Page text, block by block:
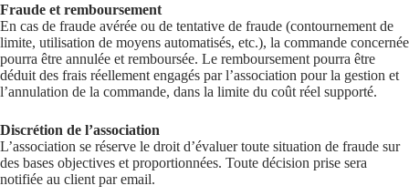
Fraude et remboursement
En cas de fraude avérée ou de tentative de fraude (contournement de
limite, utilisation de moyens automatisés, etc.), la commande concernée
pourra être annulée et remboursée. Le remboursement pourra être
déduit des frais réellement engagés par l’association pour la gestion et
l’annulation de la commande, dans la limite du coût réel supporté.
Discrétion de l’association
L’association se réserve le droit d’évaluer toute situation de fraude sur
des bases objectives et proportionnées. Toute décision prise sera
notifiée au client par email.